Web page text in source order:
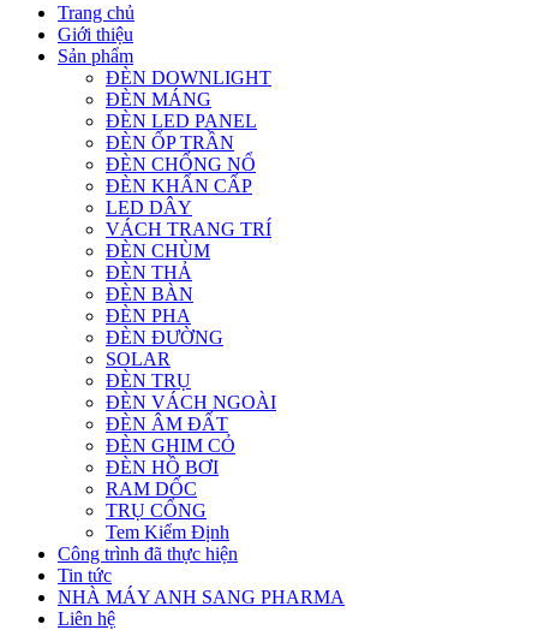
Trang chủ
Giới thiệu
Sản phẩm
ĐÈN DOWNLIGHT
ĐÈN MÁNG
ĐÈN LED PANEL
ĐÈN ỐP TRẦN
ĐÈN CHỐNG NỔ
ĐÈN KHẨN CẤP
LED DÂY
VÁCH TRANG TRÍ
ĐÈN CHÙM
ĐÈN THẢ
ĐÈN BÀN
ĐÈN PHA
ĐÈN ĐƯỜNG
SOLAR
ĐÈN TRỤ
ĐÈN VÁCH NGOÀI
ĐÈN ÂM ĐẤT
ĐÈN GHIM CỎ
ĐÈN HỒ BƠI
RAM DỐC
TRỤ CỔNG
Tem Kiểm Định
Công trình đã thực hiện
Tin tức
NHÀ MÁY ANH SANG PHARMA
Liên hệ